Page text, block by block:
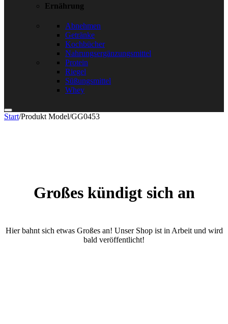
Ernährung
Abnehmen
Getränke
Kochbücher
Nahrungsergänzungsmittel
Protein
Riegel
Süßungsmittel
Whey
Start/Produkt Model/GG0453
Großes kündigt sich an
Hier bahnt sich etwas Großes an! Unser Shop ist in Arbeit und wird
bald veröffentlicht!